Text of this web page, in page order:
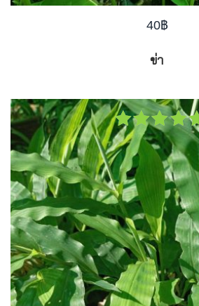
40฿
ข่า
5.00out
of 5